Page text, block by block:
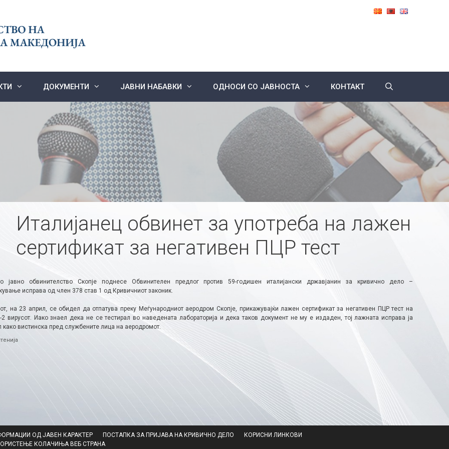
ДОКУМЕНТИ ЈАВНИ НАБАВКИ ОДНОСИ СО ЈАВНОСТА КОНТАКТ
Италијанец обвинет за употреба на лажен
сертификат за негативен ПЦР тест
јавно обвинителство Скопје поднесе Обвинителен предлог против 59-годишен италијански државјанин за кривично дело –
исправа од член 378 став 1 од Кривичниот законик.
на 23 април, се обидел да отпатува преку Меѓународниот аеродром Скопје, прикажувајќи лажен сертификат за негативен ПЦР тест на
2 вирусот. Иако знаел дека не се тестирал во наведената лабораторија и дека таков документ не му е издаден, тој лажната исправа ја
како вистинска пред службените лица на аеродромот.​
ОД ЈАВЕН КАРАКТЕР ПОСТАПКА ЗА ПРИЈАВА НА КРИВИЧНО ДЕЛО
КОРИСНИ ЛИНКОВИ
КОЛАЧИЊА ВЕБ СТРАНА